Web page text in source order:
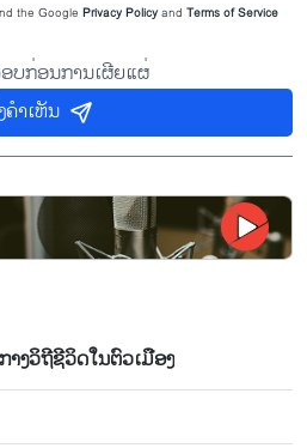
the Google Privacy Policyand Terms of Service
ບກ່ອນການເຜີຍແຜ່
ຄຳເຫັນ
ງວິຖີຊີວິດໃນຕົວເມືອງ